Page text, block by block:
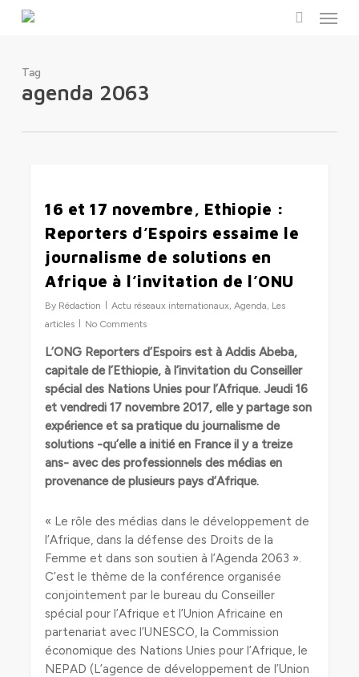
Menu
Tag
agenda 2063
16 et 17 novembre, Ethiopie :
Reporters d’Espoirs essaime le
journalisme de solutions en
Afrique à l’invitation de l’ONU
By Rédaction Actu réseaux internationaux,Agenda, Les
articles
No Comments
L’ONG Reporters d’Espoirs est à Addis Abeba,
capitale de l’Ethiopie, à l’invitation du Conseiller
spécial des Nations Unies pour l’Afrique. Jeudi 16
et vendredi 17 novembre 2017, elle y partage son
expérience et sa pratique du journalisme de
solutions -qu’elle a initié en France il y a treize
ans- avec des professionnels des médias en
provenance deplusieurs pays d’Afrique.
« Le rôle des médias dans le développement de
l’Afrique, dans la défense des Droits de la
Femme et dans son soutien à l’Agenda 2063 ».
C’est le thème de la conférence organisée
conjointement par le bureau du Conseiller
spécial pour l’Afrique et l’Union Africaine en
partenariat avec l’UNESCO, la Commission
économique des Nations Unies pour l’Afrique, le
NEPAD (L’agence de développement de l’Union